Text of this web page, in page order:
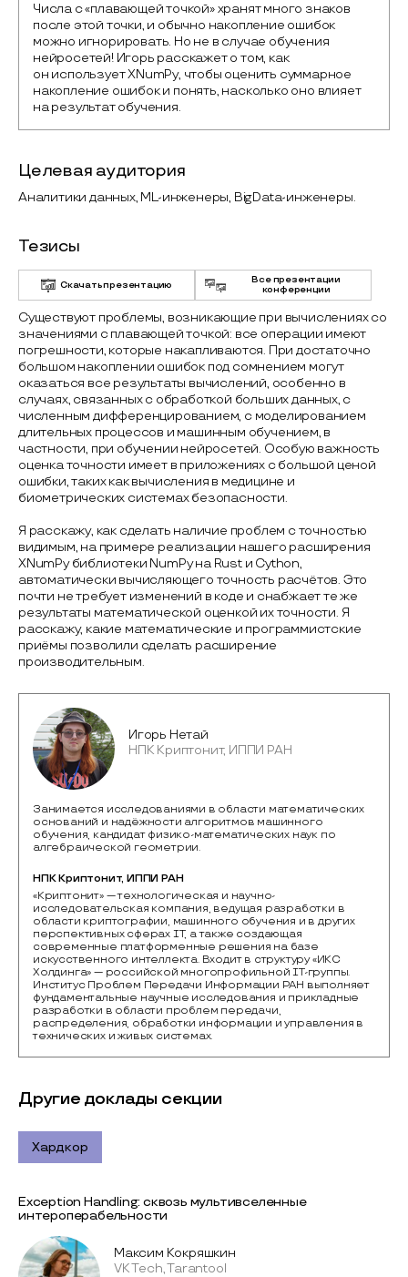
Числа с «плавающей точкой» хранят много знаков
после этой точки, и обычно накопление ошибок
можно игнорировать. Но не в случае обучения
нейросетей! Игорь расскажет о том, как
он использует XNumPy, чтобы оценить суммарное
накопление ошибок и понять, насколько оно влияет
на результат обучения.
Целевая аудитория
Аналитики данных, ML-инженеры, BigData-инженеры.
Тезисы
Скачать презентацию
Все презентации
конференции
Существуют проблемы, возникающие при вычислениях со
значениями с плавающей точкой: все операции имеют
погрешности, которые накапливаются. При достаточно
большом накоплении ошибок под сомнением могут
оказаться все результаты вычислений, особенно в
случаях, связанных с обработкой больших данных, с
численным дифференцированием, с моделированием
длительных процессов и машинным обучением, в
частности, при обучении нейросетей. Особую важность
оценка точности имеет в приложениях с большой ценой
ошибки, таких как вычисления в медицине и
биометрических системах безопасности.
Я расскажу, как сделать наличие проблем с точностью
видимым, на примере реализации нашего раcширения
XNumPy библиотеки NumPy на Rust и Cython,
автоматически вычисляющего точность расчётов. Это
почти не требует изменений в коде и снабжает те же
результаты математической оценкой их точности. Я
расскажу, какие математические и программистские
приёмы позволили сделать расширение
производительным.
Игорь Нетай
НПК Криптонит, ИППИ РАН
Занимается исследованиями в области математических
оснований и надёжности алгоритмов машинного
обучения, кандидат физико-математических наук по
алгебраической геометрии.
НПК Криптонит, ИППИ РАН
«Криптонит» — технологическая и научно-
исследовательская компания, ведущая разработки в
области криптографии, машинного обучения и в других
перспективных сферах IТ, а также создающая
современные платформенные решения на базе
искусственного интеллекта. Входит в структуру «ИКС
Холдинга» — российской многопрофильной IТ-группы.
Институс Проблем Передачи Информации РАН выполняет
фундаментальные научные исследования и прикладные
разработки в области проблем передачи,
распределения, обработки информации и управления в
технических и живых системах.
Другие доклады секции
Хардкор
Exception Handling: сквозь мультивселенные
интероперабельности
Максим Кокряшкин
VK Tech, Tarantool